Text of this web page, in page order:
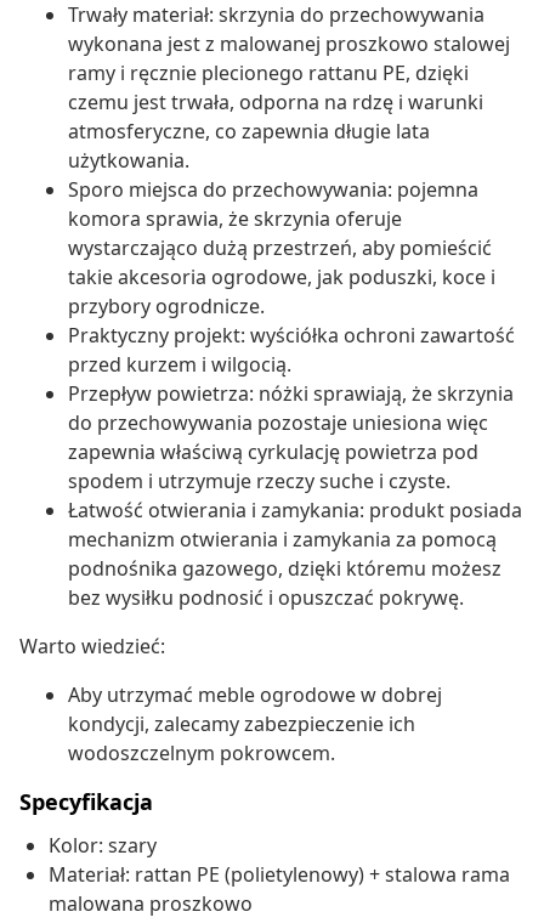
Trwały materiał: skrzynia do przechowywania
wykonana jest z malowanej proszkowo stalowej
ramy i ręcznie plecionego rattanu PE, dzięki
czemu jest trwała, odporna na rdzę i warunki
atmosferyczne, co zapewnia długie lata
użytkowania.
Sporo miejsca do przechowywania: pojemna
komora sprawia, że skrzynia oferuje
wystarczająco dużą przestrzeń, aby pomieścić
takie akcesoria ogrodowe, jak poduszki, koce i
przybory ogrodnicze.
Praktyczny projekt: wyściółka ochroni zawartość
przed kurzem i wilgocią.
Przepływ powietrza: nóżki sprawiają, że skrzynia
do przechowywania pozostaje uniesiona więc
zapewnia właściwą cyrkulację powietrza pod
spodem i utrzymuje rzeczy suche i czyste.
Łatwość otwierania i zamykania: produkt posiada
mechanizm otwierania i zamykania za pomocą
podnośnika gazowego, dzięki któremu możesz
bez wysiłku podnosić i opuszczać pokrywę.
Warto wiedzieć:
Aby utrzymać meble ogrodowe w dobrej
kondycji, zalecamy zabezpieczenie ich
wodoszczelnym pokrowcem.
Specyfikacja
Kolor: szary
Materiał: rattan PE (polietylenowy) + stalowa rama
malowana proszkowo